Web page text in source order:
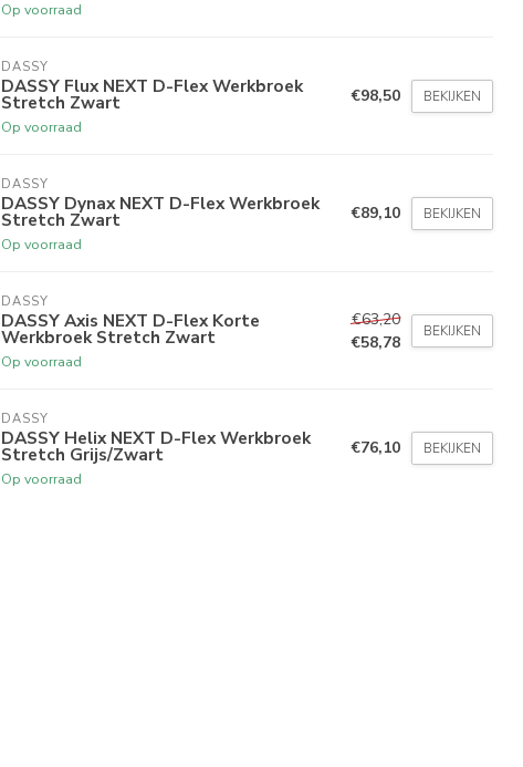
Op voorraad
DASSY
DASSY Flux NEXT D-Flex Werkbroek
Stretch Zwart
Op voorraad
€98,50 BEKIJKEN
DASSY
DASSY Dynax NEXT D-Flex Werkbroek
Stretch Zwart
Op voorraad
€89,10 BEKIJKEN
DASSY
DASSY Axis NEXT D-Flex Korte
Werkbroek Stretch Zwart
Op voorraad
€63,20
€58,78
BEKIJKEN
DASSY
DASSY Helix NEXT D-Flex Werkbroek
Stretch Grijs/Zwart
Op voorraad
€76,10 BEKIJKEN